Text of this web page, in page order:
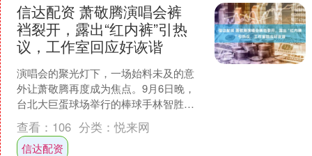
信达配资 萧敬腾演唱会裤
裆裂开，露出“红内裤”引热
议，工作室回应好诙谐
演唱会的聚光灯下，一场始料未及的意
外让萧敬腾再度成为焦点。9月6日晚，
台北大巨蛋球场举行的棒球手林智胜引
退赛庆祝活动中，这位实力唱将作为压
轴嘉宾登台献唱代表作《....
查看： 106 分类：悦来网
信达配资